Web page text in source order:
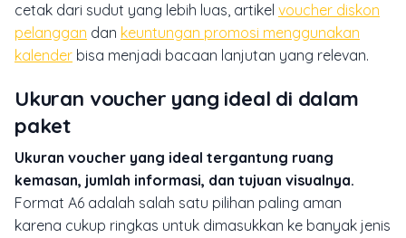
cetak dari sudut yang lebih luas, artikel voucher diskon
pelanggan dan keuntungan promosi menggunakan
kalender bisa menjadi bacaan lanjutan yang relevan.
Ukuran voucher yang ideal di dalam
paket
Ukuran voucher yang ideal tergantung ruang
kemasan, jumlah informasi, dan tujuan visualnya.
Format A6 adalah salah satu pilihan paling aman
karena cukup ringkas untuk dimasukkan ke banyak jenis